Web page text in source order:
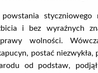
styczniowego
i bez wyraźnych
wolności.
postać
od podstaw,